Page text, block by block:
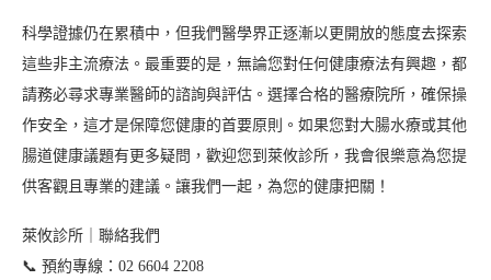
科學證據仍在累積中，但我們醫學界正逐漸以更開放的態度去探索
這些非主流療法。最重要的是，無論您對任何健康療法有興趣，都
請務必尋求專業醫師的諮詢與評估。選擇合格的醫療院所，確保操
作安全，這才是保障您健康的首要原則。如果您對大腸水療或其他
腸道健康議題有更多疑問，歡迎您到萊攸診所，我會很樂意為您提
供客觀且專業的建議。讓我們一起，為您的健康把關！
萊攸診所｜聯絡我們
📞 預約專線：02 6604 2208